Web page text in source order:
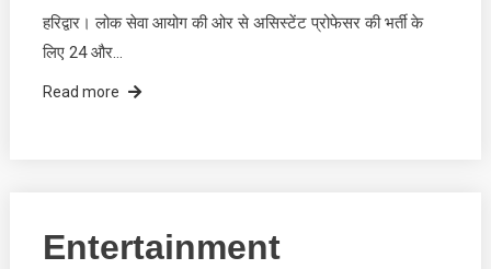
हरिद्वार। लोक सेवा आयोग की ओर से असिस्टेंट प्रोफेसर की भर्ती के
लिए 24 और…
Read more
Entertainment